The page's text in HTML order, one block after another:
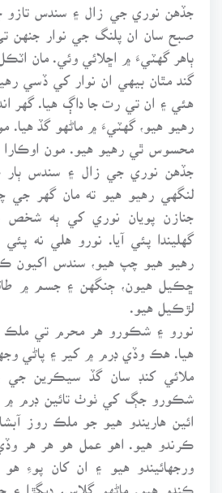
جڏهن نوري جي زال ۽ سندس تازو
صبح سان ان پلنگ جي نوار جنهن
ٻاهر گهٽيءَ ۾ اڇلائي وئي. مان
گند مٿان بيهي ان نوار کي ڏسي
هئي ۽ ان تي رت جا داڳ هيا. گهر
رهيو هيو، گهٽيءَ ۾ ماڻهو گڏ هيا.
محسوس ٿي رهيو هيو. مون اوڪارا
جڏهن نوري جي زال ۽ سندس ٻار
لنگهي رهيو هيو ته مان گهر جي
جنازن پويان نوري کي ٻه شخص
گهليندا پئي آيا. نورو هلي نه
رهيو هيو چپ هيو، سندس اکيون
ڇڪيل هيون، ڄنگهن ۽ جسم ۾
لڙڪيل هيو.
نورو ۽ شڪورو هر محرم تي ملڪ
هيا. هڪ وڏي ڊرم ۾ کير ۽ پاڻي
ملائي کنڊ سان گڏ سيڪرين جي
شڪورو جڳ کي ٺوٺ تائين ڊرم ۾
ائين هاريندو هيو جو ملڪ روز
ڪرندو هيو. اهو عمل هو هر هر
ورجهائيندو هيو ۽ ان کان پوءِ
ڪندو هيو. ماڻهو گلاس، ديڳڙا